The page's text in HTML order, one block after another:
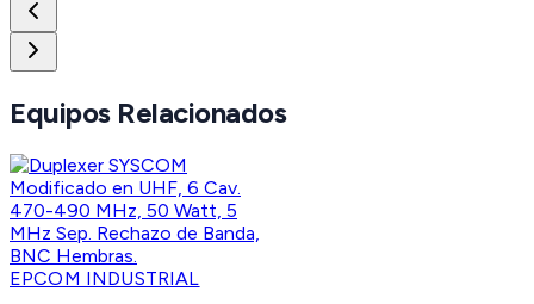
Equipos Relacionados
EPCOM INDUSTRIAL